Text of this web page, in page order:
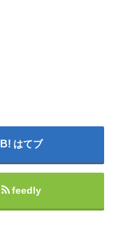
はてブ
feedly